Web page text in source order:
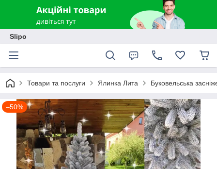
Slipo
Товари та послуги Ялинка Лита Буковельська
–50%